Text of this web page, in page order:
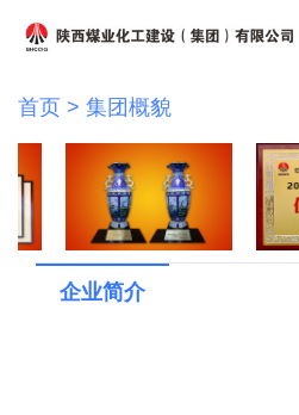
首页 > 集团概貌
企业简介